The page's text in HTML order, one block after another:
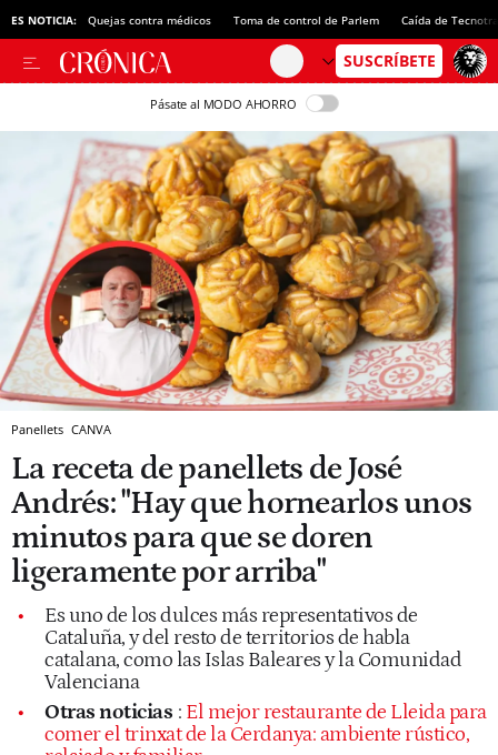
ES NOTICIA: Quejas contra médicos Toma de control de Parlem Caída de
Pásate al MODO AHORRO
Panellets CANVA
La receta de panellets de José
Andrés: "Hay que hornearlos unos
minutos para que se doren
ligeramente por arriba"
Es uno de los dulces más representativos de
Cataluña, y del resto de territorios de habla
catalana, como las Islas Baleares y la Comunidad
Valenciana
Otras noticias : El mejor restaurante de Lleida para
comer el trinxat de la Cerdanya: ambiente rústico,